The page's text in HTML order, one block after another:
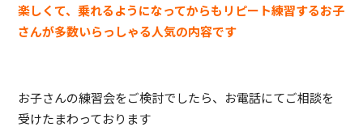
楽しくて、乗れるようになってからもリピート練習するお子
さんが多数いらっしゃる人気の内容です
お子さんの練習会をご検討でしたら、お電話にてご相談を
受けたまわっております